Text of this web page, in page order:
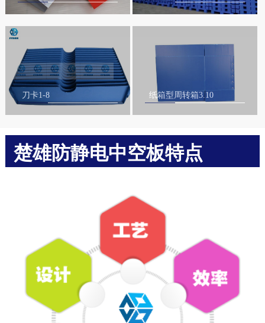
刀卡1-8 纸箱型周转箱3.10
楚雄防静电中空板特点